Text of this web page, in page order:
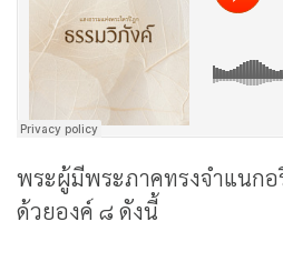
พระผู้มีพระภาคทรงจำแนก
ด้วยองค์ ๘ ดังนี้